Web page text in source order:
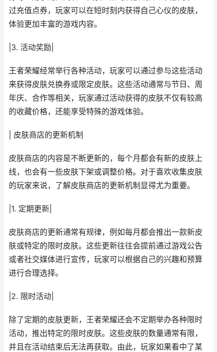
过充值点券，玩家可以在短时刻内获得自己心仪的皮肤，
体验更加丰富的游戏内容。
|3. 活动奖励|
王者荣耀经常举行各种活动，玩家可以通过参与这些活动
来获得皮肤兑换券或限定皮肤。这些活动通常与节日、周
年庆、合作等相关，玩家通过活动获得的皮肤不仅有较高
的收藏价格，还能享受特殊的游戏体验。
| 皮肤商店的更新机制
皮肤商店的内容是不断更新的，每个月都会有新的皮肤上
线，也会有一些皮肤下架或调整价格。对于喜欢收集皮肤
的玩家来说，了解皮肤商店的更新机制显得尤为重要。
|1. 定期更新|
皮肤商店的更新通常有规律，例如每月都会推出一款新皮
肤或特定的限时皮肤。这些更新往往会提前通过游戏公告
或者社交媒体进行宣传，玩家可以根据自己的兴趣和预算
进行合理选择。
|2. 限时活动|
除了定期的皮肤更新，王者荣耀还会不定期举办各种限时
活动，推出特定的限时皮肤。这些皮肤的数量通常有限，
并且在活动结束后无法再获取。由此，玩家如果看中了某